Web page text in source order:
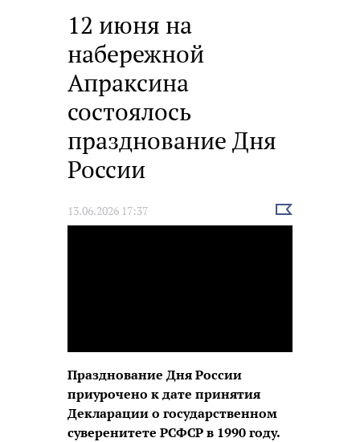
12 июня на
набережной
Апраксина
состоялось
празднование Дня
России
13.06.2026 17:37
Выбрать
новость
Празднование Дня России
приурочено к дате принятия
Декларации о государственном
суверенитете РСФСР в 1990 году.